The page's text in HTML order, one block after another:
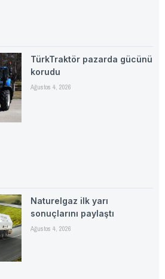
TürkTraktör pazarda gücünü
korudu
Ağustos 4, 2026
Naturelgaz ilk yarı
sonuçlarını paylaştı
Ağustos 4, 2026